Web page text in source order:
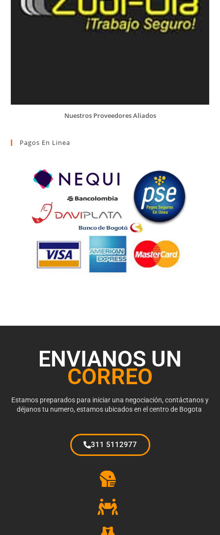
Nuestros Proveedores Aliados
Pagos En Linea
ENVIANOS UN
CORREO
Estamos preparados para iniciar una negociación, contáctanos y
déjanos tu numero, estamos ubicados en el centro de Bogota
311 5112977